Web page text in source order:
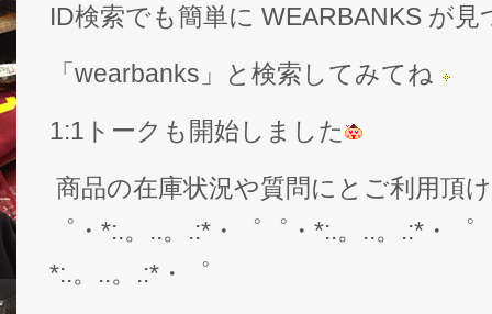
ID検索でも簡単に WEARBANKS が
「wearbanks」と検索してみてね
1:1トークも開始しました
商品の在庫状況や質問にとご利用頂
゜・*:.。..。.:*・゜゜・*:.。..。.:*・
*:.。..。.:*・゜